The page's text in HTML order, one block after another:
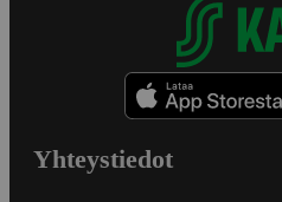
Yhteystiedot